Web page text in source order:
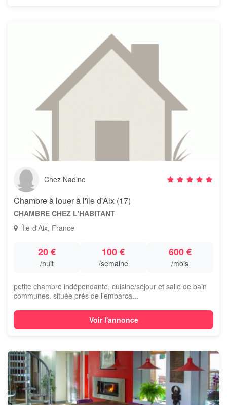
Chez Nadine
Chambre à louer à l'île d'Aix (17)
CHAMBRE CHEZ L'HABITANT
Île-d'Aix, France
20 €
/nuit
100 €
/semaine
600 €
/mois
petite chambre indépendante, cuisine/séjour et salle de bain
communes. située prés de l'embarca...
Voir l'annonce